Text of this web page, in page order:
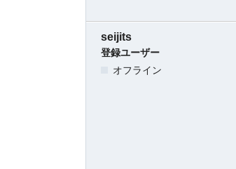
seijits
登録ユーザー
オフライン